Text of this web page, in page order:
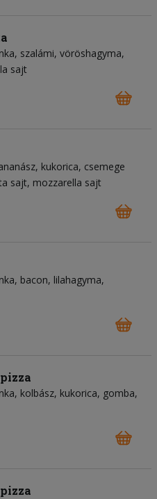
szalámi vöröshagyma
sajt
kukorica csemege
sajt mozzarella sajt
bacon lilahagyma
kolbász kukorica gomba